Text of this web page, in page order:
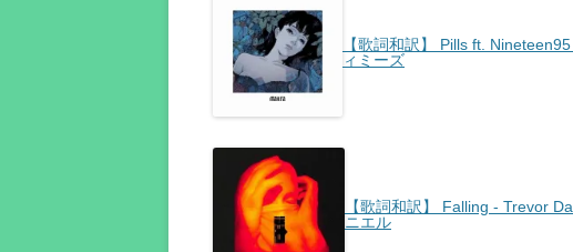
【歌詞和訳】 Pills ft.
ィミーズ
【歌詞和訳】 Falling - Trevor
ニエル